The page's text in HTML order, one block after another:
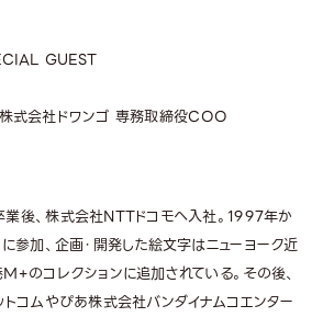
GUEST
株式会社ドワンゴ 専務取締役COO
後、株式会社NTTドコモへ入社。1997年か
参加、企画・開発した絵文字はニューヨーク近
のコレクションに追加されている。その後、
トコムやぴあ株式会社バンダイナムコエンター